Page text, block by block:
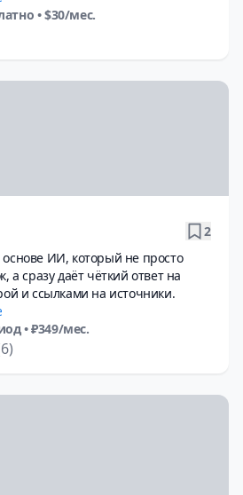
• $30/мес.
2
ИИ, который не просто
а сразу даёт чёткий ответ на
и ссылками на источники.
• ₽349/мес.